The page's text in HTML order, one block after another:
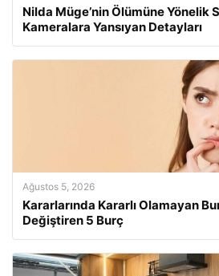
Nilda Müge’nin Ölümüne Yönelik
Kameralara Yansıyan Detayları
Ağustos 5, 2026
Kararlarında Kararlı Olamayan
Değiştiren 5 Burç